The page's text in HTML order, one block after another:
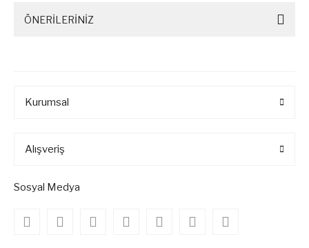
ÖNERİLERİNİZ
Kurumsal
Alışveriş
Sosyal Medya